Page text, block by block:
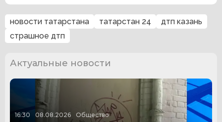
новости татарстана татарстан 24
дтп казань
страшное дтп
Актуальные новости
16:30 08.08.2026 Общество